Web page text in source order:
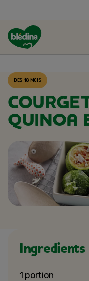
ACCUEIL
DÈS 18 MOIS
QUINOA
Ingredients
1 portion